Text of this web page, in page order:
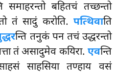
समाहरन्तो बहितचं तच्छन्तो
तं सादुं करोति. पत्थिवाति
न्ति तनुकं पन तचं उद्धरन्तो
तं असादुमेव कयिरा. एवन्ति
साहसिया तण्हाय वसं